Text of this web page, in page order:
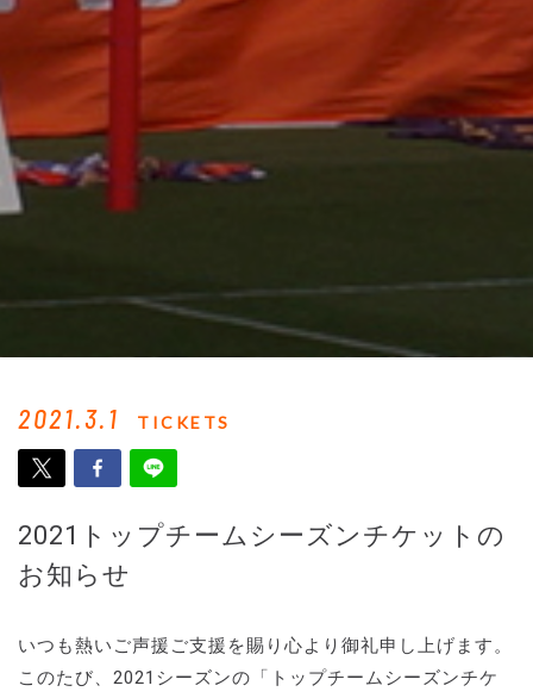
2021.3.1 TICKETS
2021トップチームシーズンチケットの
お知らせ
いつも熱いご声援ご支援を賜り心より御礼申し上げます。
このたび、2021シーズンの「トップチームシーズンチケ